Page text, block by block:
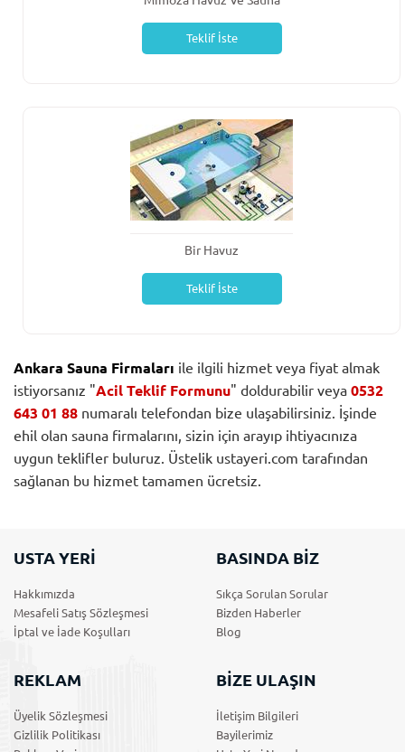
Teklif İste
Bir Havuz
Teklif İste
Ankara Sauna Firmaları ile ilgili hizmet veya fiyat almak
istiyorsanız "Acil Teklif Formunu" doldurabilir veya 0532
643 01 88 numaralı telefondan bize ulaşabilirsiniz. İşinde
ehil olan sauna firmalarını, sizin için arayıp ihtiyacınıza
uygun teklifler buluruz. Üstelik ustayeri.com tarafından
sağlanan bu hizmet tamamen ücretsiz.
USTA YERİ
Hakkımızda
Mesafeli Satış Sözleşmesi
İptal ve İade Koşulları
BASINDA BİZ
Sıkça Sorulan Sorular
Bizden Haberler
Blog
REKLAM
Üyelik Sözleşmesi
Gizlilik Politikası
BİZE ULAŞIN
İletişim Bilgileri
Bayilerimiz